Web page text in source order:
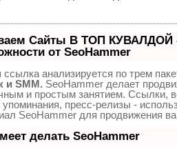
Сайты В ТОП КУВАЛДОЙ
от SeoHammer
ссылка анализируется по трем
и SMM. SeoHammer делает
и простым занятием. Ссылки,
упоминания, пресс-релизы -
SeoHammer для продвижения
делать SeoHammer